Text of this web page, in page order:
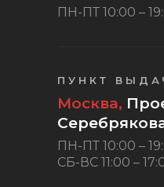
Москва,
ПУНКТ
ПН-ПТ 10:00 –
ПН-ПТ 10:00 –
СБ-ВС 11:00 –